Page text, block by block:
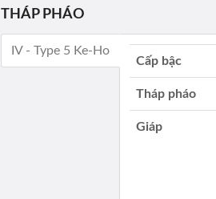
THÁP PHÁO
IV - Type 5 Ke-Ho
Cấp bậc
Tháp pháo
Giáp